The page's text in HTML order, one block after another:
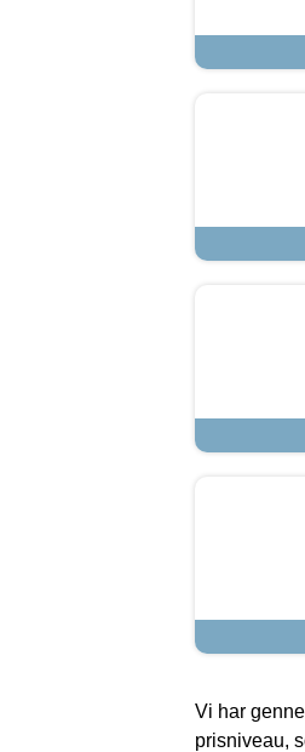
Vi har
prisniveau,